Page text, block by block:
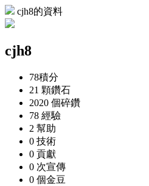
cjh8的資料
cjh8
78積分
21 顆鑽石
2020 個碎鑽
78 經驗
2 幫助
0 技術
0 貢獻
0 次宣傳
0 個金豆